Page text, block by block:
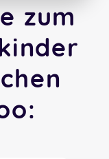
zum